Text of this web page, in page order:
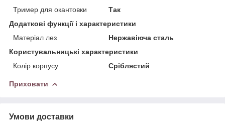
Тример для окантовки
Так
Додаткові функції і характеристики
Матеріал лез
Нержавіюча сталь
Користувальницькі характеристики
Колір корпусу
Сріблястий
Приховати
Умови доставки